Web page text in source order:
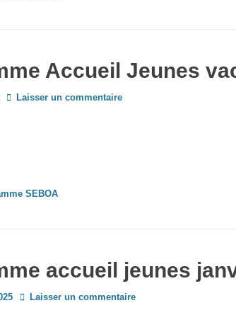
Accueil Jeunes
Laisser un commentaire
SEBOA
accueil jeunes
Laisser un commentaire